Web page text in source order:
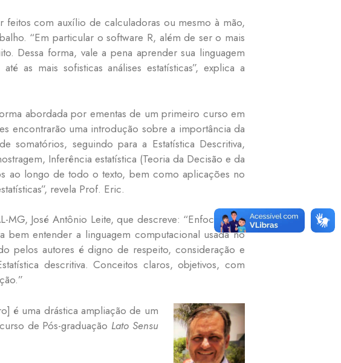
com auxílio de calculadoras ou mesmo à mão,
“Em particular o software R, além de ser o mais
Dessa forma, vale a pena aprender sua linguagem
as mais sofisticas análises estatísticas”, explica a
abordada por ementas de um primeiro curso em
encontrarão uma introdução sobre a importância da
somatórios, seguindo para a Estatística Descritiva,
Inferência estatística (Teoria da Decisão e da
ao longo de todo o texto, bem como aplicações no
revela Prof. Eric.
José Antônio Leite, que descreve: “Enfocando a
bem entender a linguagem computacional usada no
pelos autores é digno de respeito, consideração e
descritiva. Conceitos claros, objetivos, com
é uma drástica ampliação de um
de Pós-graduação Lato Sensu